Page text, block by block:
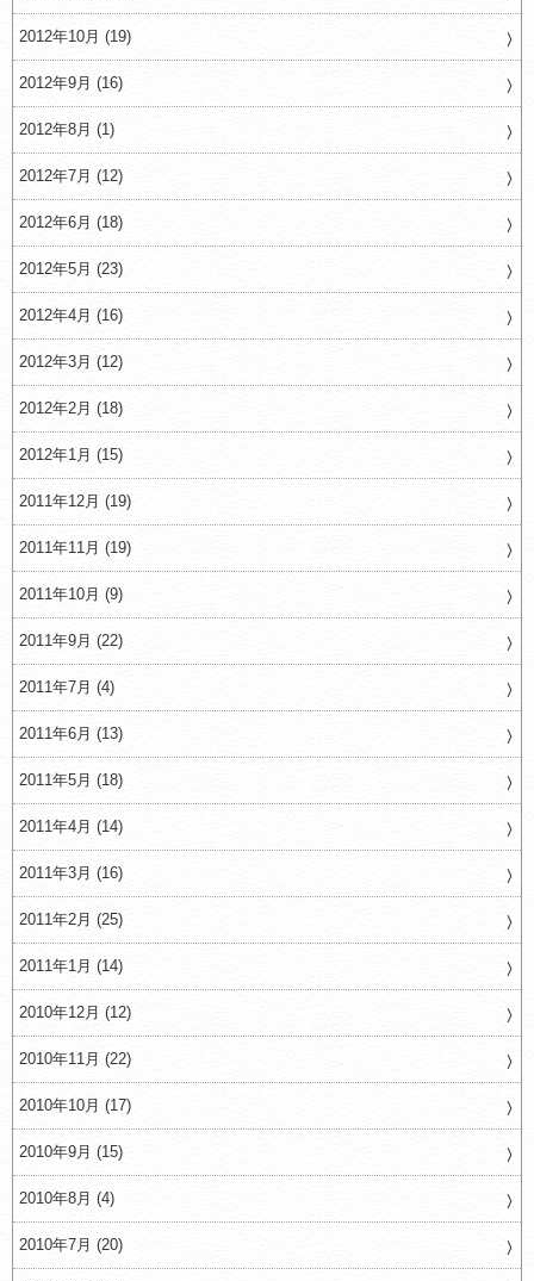
2012年10月 (19)
2012年9月 (16)
2012年8月 (1)
2012年7月 (12)
2012年6月 (18)
2012年5月 (23)
2012年4月 (16)
2012年3月 (12)
2012年2月 (18)
2012年1月 (15)
2011年12月 (19)
2011年11月 (19)
2011年10月 (9)
2011年9月 (22)
2011年7月 (4)
2011年6月 (13)
2011年5月 (18)
2011年4月 (14)
2011年3月 (16)
2011年2月 (25)
2011年1月 (14)
2010年12月 (12)
2010年11月 (22)
2010年10月 (17)
2010年9月 (15)
2010年8月 (4)
2010年7月 (20)